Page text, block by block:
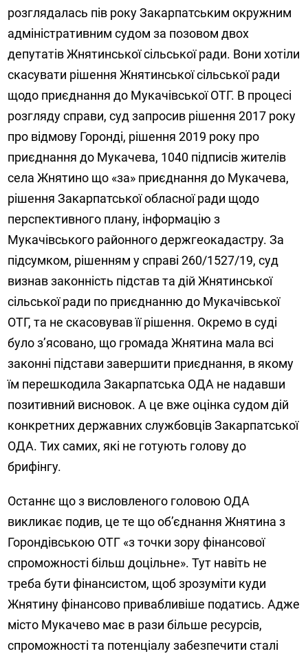
розглядалась пів року Закарпатським окружним
адміністративним судом за позовом двох
депутатів Жнятинської сільської ради. Вони хотіли
скасувати рішення Жнятинської сільської ради
щодо приєднання до Мукачівської ОТГ. В процесі
розгляду справи, суд запросив рішення 2017 року
про відмову Горонді, рішення 2019 року про
приєднання до Мукачева, 1040 підписів жителів
села Жнятино що «за» приєднання до Мукачева,
рішення Закарпатської обласної ради щодо
перспективного плану, інформацію з
Мукачівського районного держгеокадастру. За
підсумком, рішенням у справі 260/1527/19, суд
визнав законність підстав та дій Жнятинської
сільської ради по приєднанню до Мукачівської
ОТГ, та не скасовував її рішення. Окремо в суді
було з’ясовано, що громада Жнятина мала всі
законні підстави завершити приєднання, в якому
їм перешкодила Закарпатська ОДА не надавши
позитивний висновок. А це вже оцінка судом дій
конкретних державних службовців Закарпатської
ОДА. Тих самих, які не готують голову до
брифінгу.
Останнє що з висловленого головою ОДА
викликає подив, це те що об’єднання Жнятина з
Горондівською ОТГ «з точки зору фінансової
спроможності більш доцільне». Тут навіть не
треба бути фінансистом, щоб зрозуміти куди
Жнятину фінансово привабливіше податись. Адже
місто Мукачево має в рази більше ресурсів,
спроможності та потенціалу забезпечити сталі